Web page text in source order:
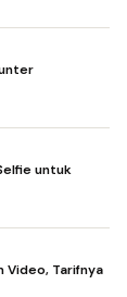
untuk
Video, Tarifnya